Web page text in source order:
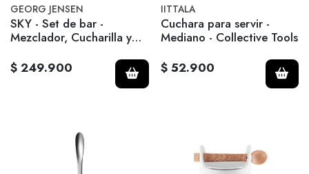
GEORG JENSEN
SKY - Set de bar -
Mezclador, Cucharilla y
$ 249.900
IITTALA
Cuchara para servir -
Mediano - Collective Tools
$ 52.900